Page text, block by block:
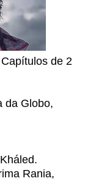
de 2
da Globo,
Rania,